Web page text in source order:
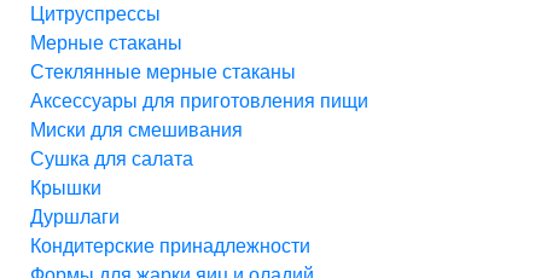
Цитруспрессы
Мерные стаканы
Стеклянные мерные стаканы
Аксессуары для приготовления пищи
Миски для смешивания
Сушка для салата
Крышки
Дуршлаги
Кондитерские принадлежности